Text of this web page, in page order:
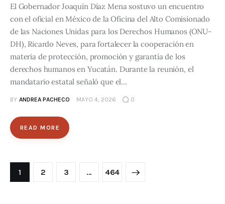
El Gobernador Joaquín Díaz Mena sostuvo un encuentro
con el oficial en México de la Oficina del Alto Comisionado
de las Naciones Unidas para los Derechos Humanos (ONU-
DH), Ricardo Neves, para fortalecer la cooperación en
materia de protección, promoción y garantía de los
derechos humanos en Yucatán. Durante la reunión, el
mandatario estatal señaló que el…
BY ANDREA PACHECO MAYO 4, 2026 0
READ MORE
1 2 3 … 464
>